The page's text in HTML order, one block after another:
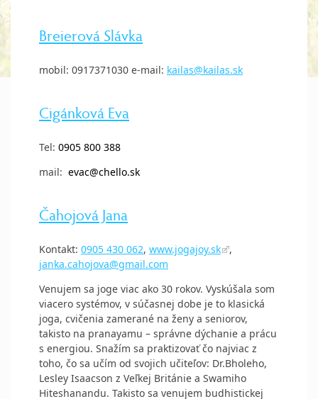
Breierová Slávka
mobil: 0917371030 e-mail: kailas@kailas.sk
Cigánková Eva
Tel: 0905 800 388
mail: evac@chello.sk
Čahojová Jana
Kontakt: 0905 430 062, www.jogajoy.sk
,
janka.cahojova@gmail.com
Venujem sa joge viac ako 30 rokov. Vyskúšala som
viacero systémov, v súčasnej dobe je to klasická
joga, cvičenia zamerané na ženy a seniorov,
takisto na pranayamu – správne dýchanie a prácu
s energiou. Snažím sa praktizovať čo najviac z
toho, čo sa učím od svojich učiteľov: Dr.Bholeho,
Lesley Isaacson z Veľkej Británie a Swamiho
Hiteshanandu. Takisto sa venujem budhistickej